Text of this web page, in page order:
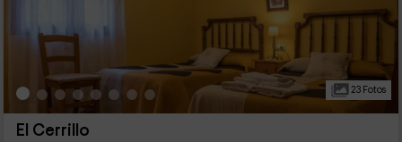
23 Fotos
El Cerrillo